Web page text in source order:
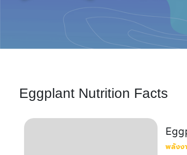
Eggplant Nutrition Facts
พลังง